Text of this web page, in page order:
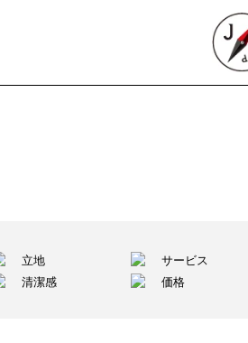
立地
清潔感
サービス
価格